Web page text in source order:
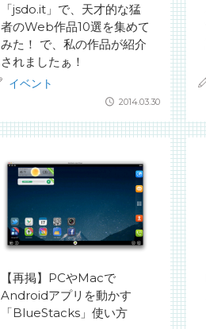
「jsdo.it」で、天才的な猛
者のWeb作品10選を集めて
みた！ で、私の作品が紹介
されましたぁ！
イベント
2014.03.30
【再掲】PCやMacで
Androidアプリを動かす
「BlueStacks」使い方